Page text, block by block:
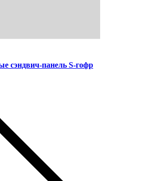
сэндвич-панель S-гофр